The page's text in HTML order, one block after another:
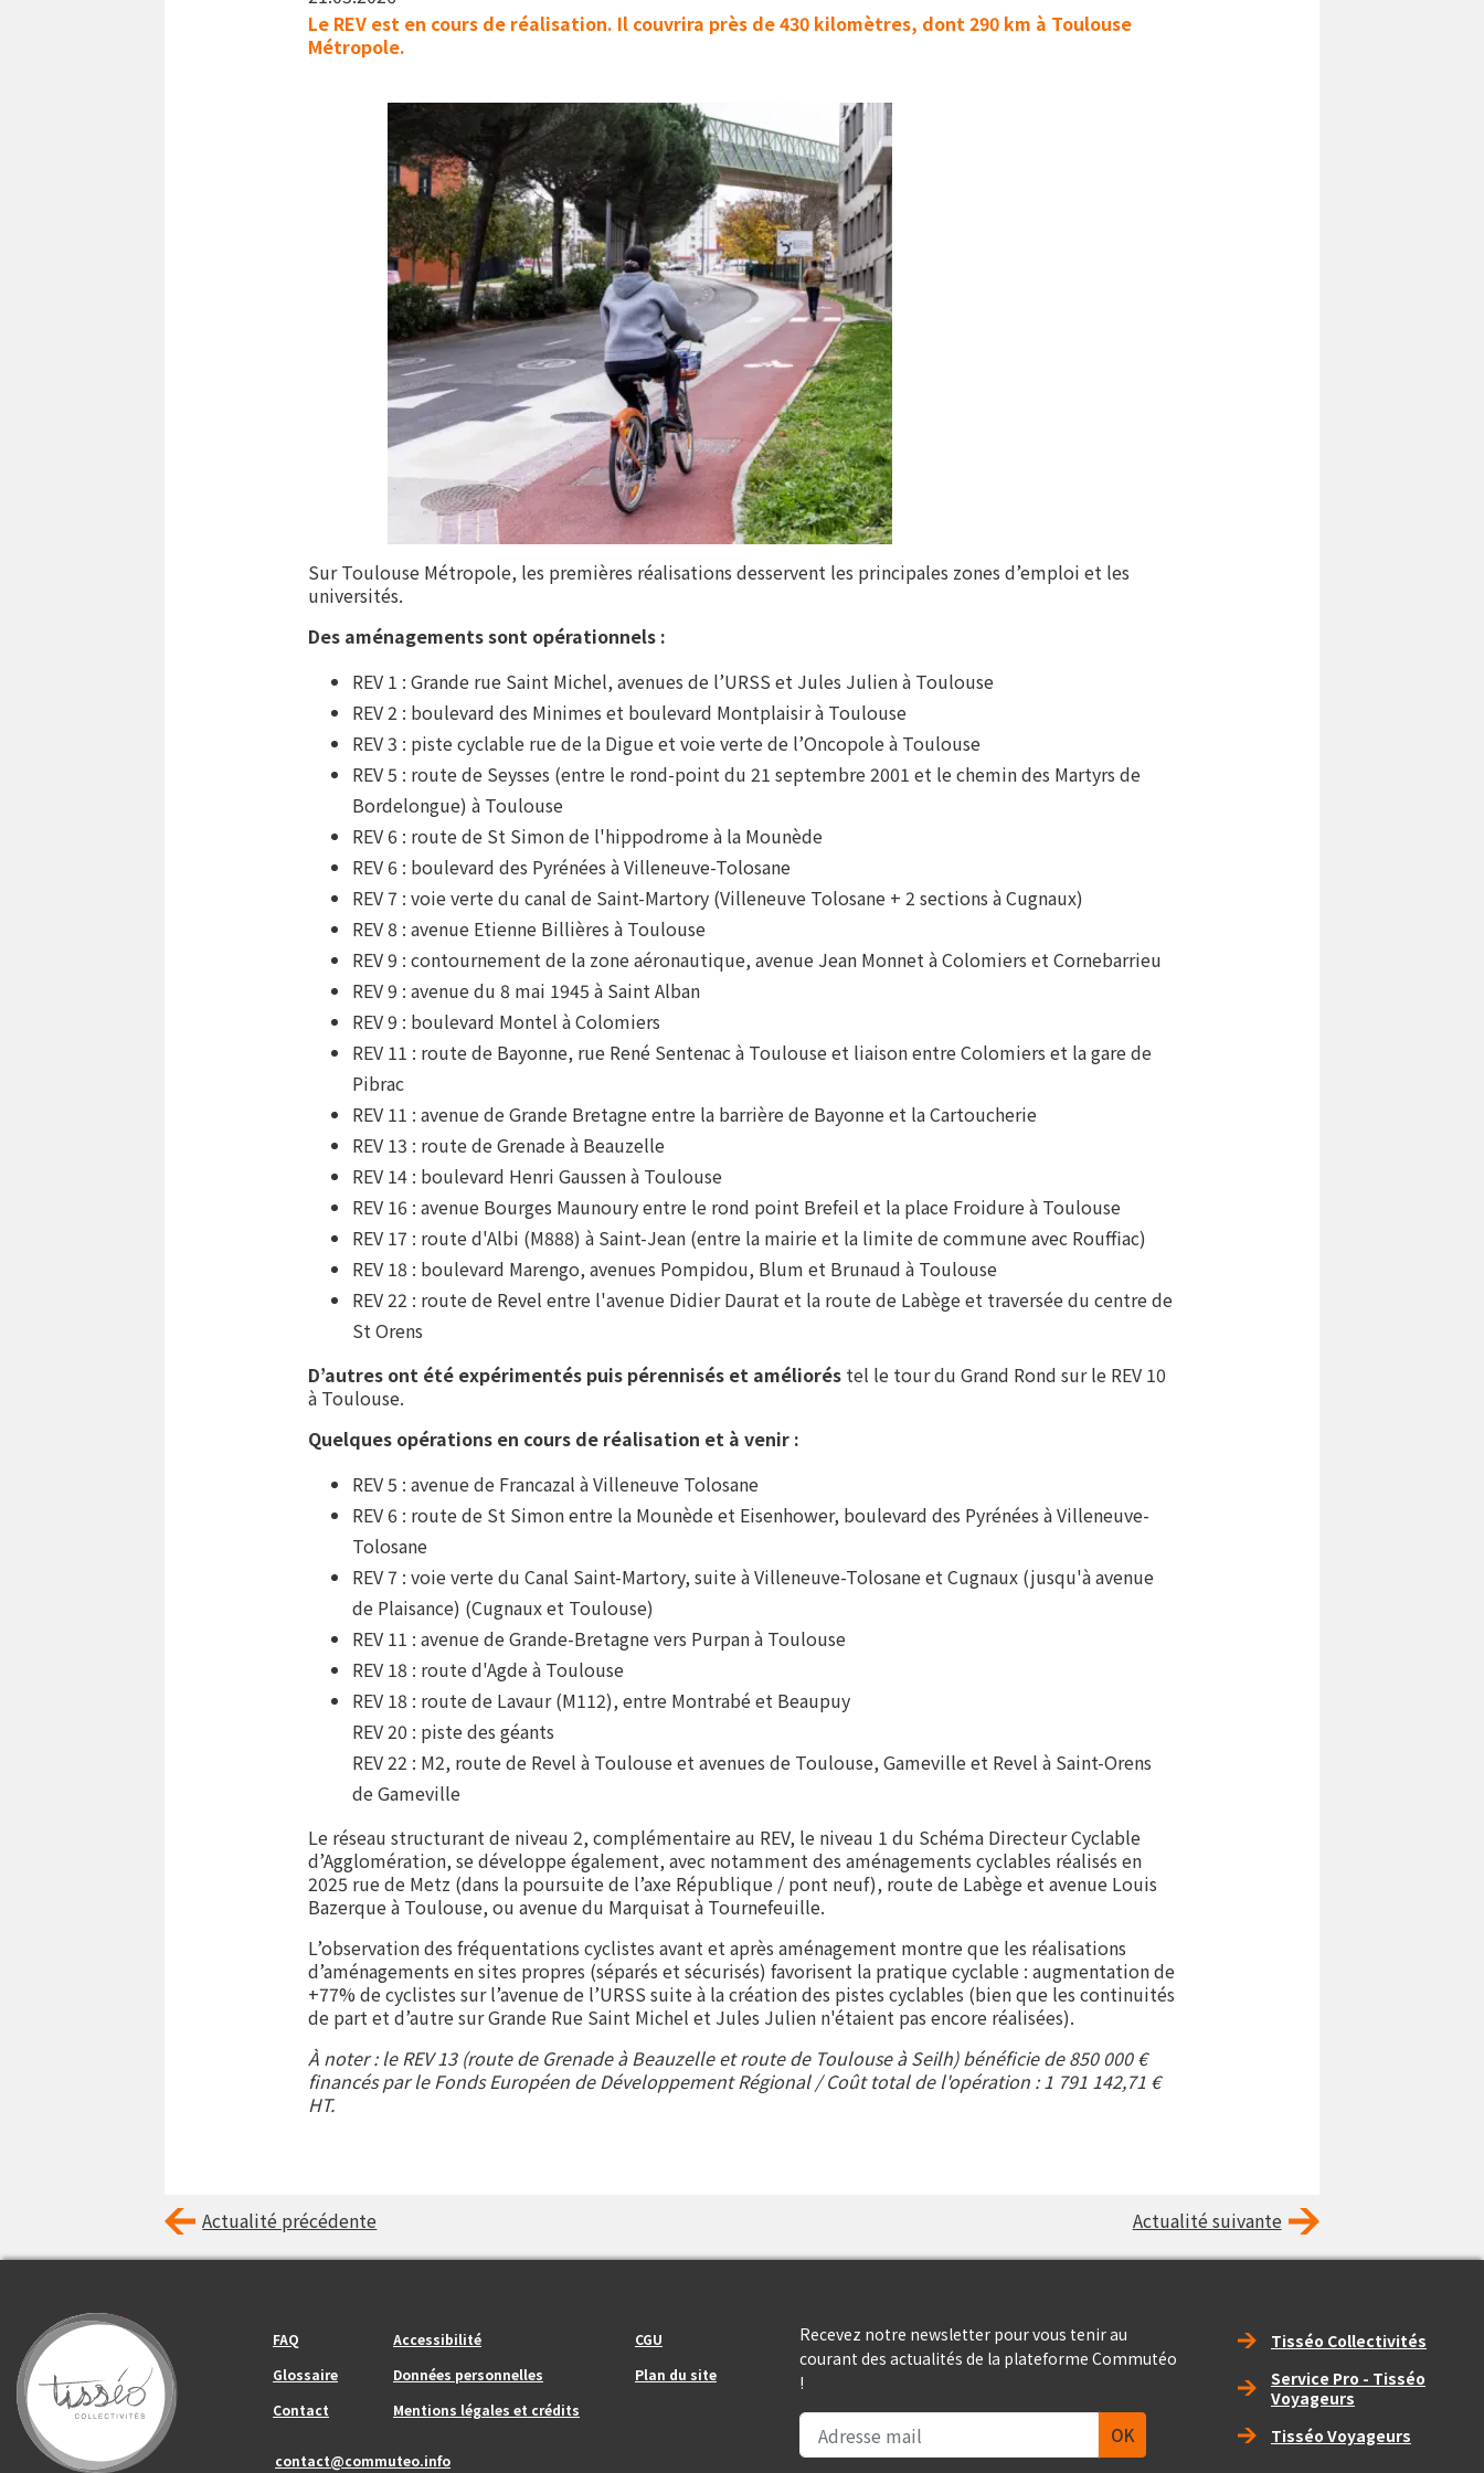
Le REV est en cours de réalisation. Il couvrira près de 430 kilomètres, dont 290 km à Toulouse
Métropole.
Sur Toulouse Métropole, les premières réalisations desservent les principales zones d’emploi et les
universités.
Des aménagements sont opérationnels :
REV 1 : Grande rue Saint Michel, avenues de l’URSS et Jules Julien à Toulouse
REV 2 : boulevard des Minimes et boulevard Montplaisir à Toulouse
REV 3 : piste cyclable rue de la Digue et voie verte de l’Oncopole à Toulouse
REV 5 : route de Seysses (entre le rond-point du 21 septembre 2001 et le chemin des Martyrs de
Bordelongue) à Toulouse
REV 6 : route de St Simon de l'hippodrome à la Mounède
REV 6 : boulevard des Pyrénées à Villeneuve-Tolosane
REV 7 : voie verte du canal de Saint-Martory (Villeneuve Tolosane + 2 sections à Cugnaux)
REV 8 : avenue Etienne Billières à Toulouse
REV 9 : contournement de la zone aéronautique, avenue Jean Monnet à Colomiers et Cornebarrieu
REV 9 : avenue du 8 mai 1945 à Saint Alban
REV 9 : boulevard Montel à Colomiers
REV 11 : route de Bayonne, rue René Sentenac à Toulouse et liaison entre Colomiers et la gare de
Pibrac
REV 11 : avenue de Grande Bretagne entre la barrière de Bayonne et la Cartoucherie
REV 13 : route de Grenade à Beauzelle
REV 14 : boulevard Henri Gaussen à Toulouse
REV 16 : avenue Bourges Maunoury entre le rond point Brefeil et la place Froidure à Toulouse
REV 17 : route d'Albi (M888) à Saint-Jean (entre la mairie et la limite de commune avec Rouffiac)
REV 18 : boulevard Marengo, avenues Pompidou, Blum et Brunaud à Toulouse
REV 22 : route de Revel entre l'avenue Didier Daurat et la route de Labège et traversée du centre de
St Orens
D’autres ont été expérimentés puis pérennisés et améliorés tel le tour du Grand Rond sur le REV 10
à Toulouse.
Quelques opérations en cours de réalisation et à venir :
REV 5 : avenue de Francazal à Villeneuve Tolosane
REV 6 : route de St Simon entre la Mounède et Eisenhower, boulevard des Pyrénées à Villeneuve-
Tolosane
REV 7 : voie verte du Canal Saint-Martory, suite à Villeneuve-Tolosane et Cugnaux (jusqu'à avenue
de Plaisance) (Cugnaux et Toulouse)
REV 11 : avenue de Grande-Bretagne vers Purpan à Toulouse
REV 18 : route d'Agde à Toulouse
REV 18 : route de Lavaur (M112), entre Montrabé et Beaupuy
REV 20 : piste des géants
REV 22 : M2, route de Revel à Toulouse et avenues de Toulouse, Gameville et Revel à Saint-Orens
de Gameville
Le réseau structurant de niveau 2, complémentaire au REV, le niveau 1 du Schéma Directeur Cyclable
d’Agglomération, se développe également, avec notamment des aménagements cyclables réalisés en
2025 rue de Metz (dans la poursuite de l’axe République / pont neuf), route de Labège et avenue Louis
Bazerque à Toulouse, ou avenue du Marquisat à Tournefeuille.
L’observation des fréquentations cyclistes avant et après aménagement montre que les réalisations
d’aménagements en sites propres (séparés et sécurisés) favorisent la pratique cyclable : augmentation de
+77% de cyclistes sur l’avenue de l’URSS suite à la création des pistes cyclables (bien que les continuités
de part et d’autre sur Grande Rue Saint Michel et Jules Julien n'étaient pas encore réalisées).
À noter : le REV 13 (route de Grenade à Beauzelle et route de Toulouse à Seilh) bénéficie de 850 000 €
financés par le Fonds Européen de Développement Régional / Coût total de l'opération : 1 791 142,71 €
HT.
Actualité précédente Actualité suivante
FAQ
Glossaire
Contact
Footer_center
Accessibilité
Données personnelles
Mentions légales et crédits
CGU
Plan du site
contact@commuteo.info
Recevez notre newsletter pour vous tenir au
courant des actualités de la plateforme Commutéo
!
Right_footer
Tisséo Collectivités
Service Pro - Tisséo
Voyageurs
Tisséo Voyageurs